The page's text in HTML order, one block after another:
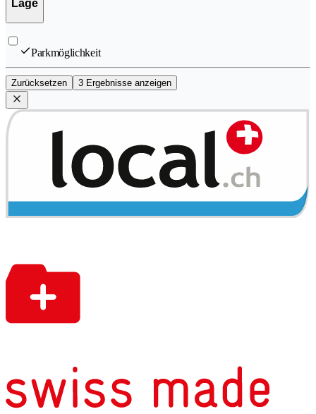
Lage
Parkmöglichkeit
Zurücksetzen 3 Ergebnisse anzeigen